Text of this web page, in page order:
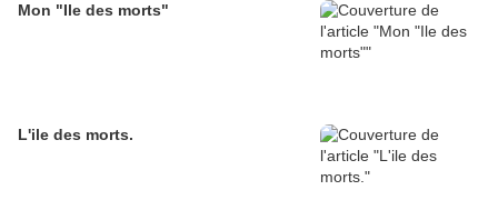
Mon "Ile des morts"
L'ile des morts.